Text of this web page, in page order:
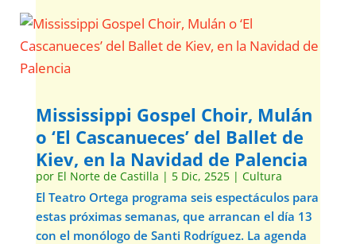
Mississippi Gospel Choir, Mulán
o ‘El Cascanueces’ del Ballet de
Kiev, en la Navidad de Palencia
por El Norte de Castilla | 5 Dic, 2525| Cultura
El Teatro Ortega programa seis espectáculos para
estas próximas semanas, que arrancan el día 13
con el monólogo de Santi Rodríguez. La agenda